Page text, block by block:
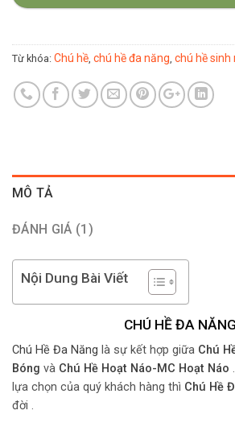
Từ khóa: Chú hề, chú hề đa năng, chú hề sinh
MÔ TẢ
ĐÁNH GIÁ (1)
Nội Dung Bài Viết
CHÚ HỀ ĐA NĂNG
Chú Hề Đa Năng là sự kết hợp giữa Chú
Bóng và Chú Hề Hoạt Náo-MC Hoạt Náo
lựa chọn của quý khách hàng thì Chú Hề
đời .